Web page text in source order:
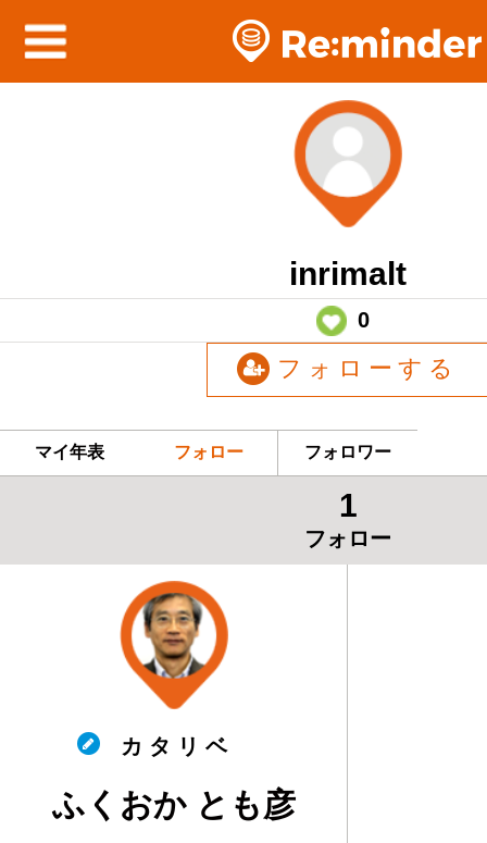
inrimalt
0
フォローする
マイ年表 フォロー フォロワー
1
フォロー
カ タ リ ベ
ふくおか とも彦